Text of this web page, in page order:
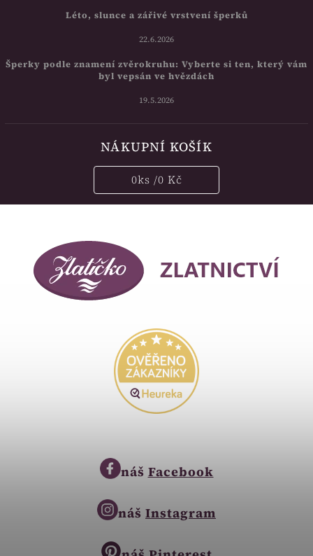
Léto, slunce a zářivé vrstvení šperků
22.6.2026
Šperky podle znamení zvěrokruhu: Vyberte si ten, který vám
byl vepsán ve hvězdách
19.5.2026
NÁKUPNÍ KOŠÍK
0ks /0 Kč
náš Facebook
náš Instagram